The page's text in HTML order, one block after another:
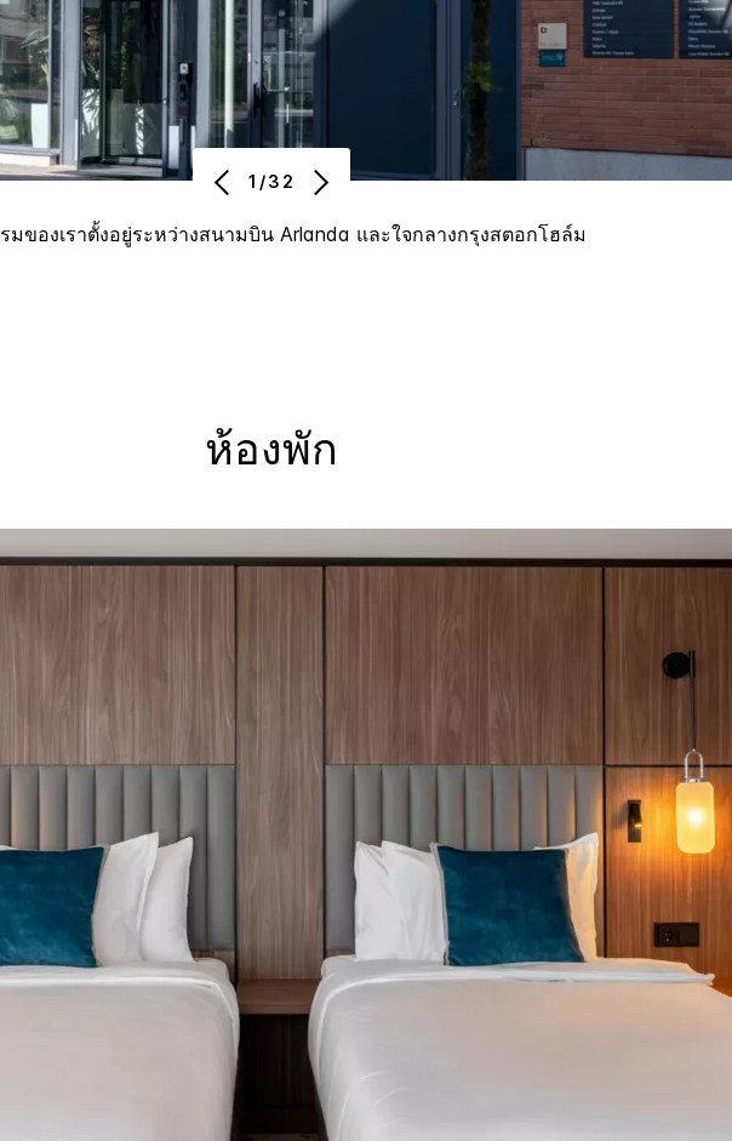
มของเราตั้งอยู่ระหว่างสนามบิน Arlanda และใจกลางกรุงสตอกโฮล์ม
1/32
ห้องพัก